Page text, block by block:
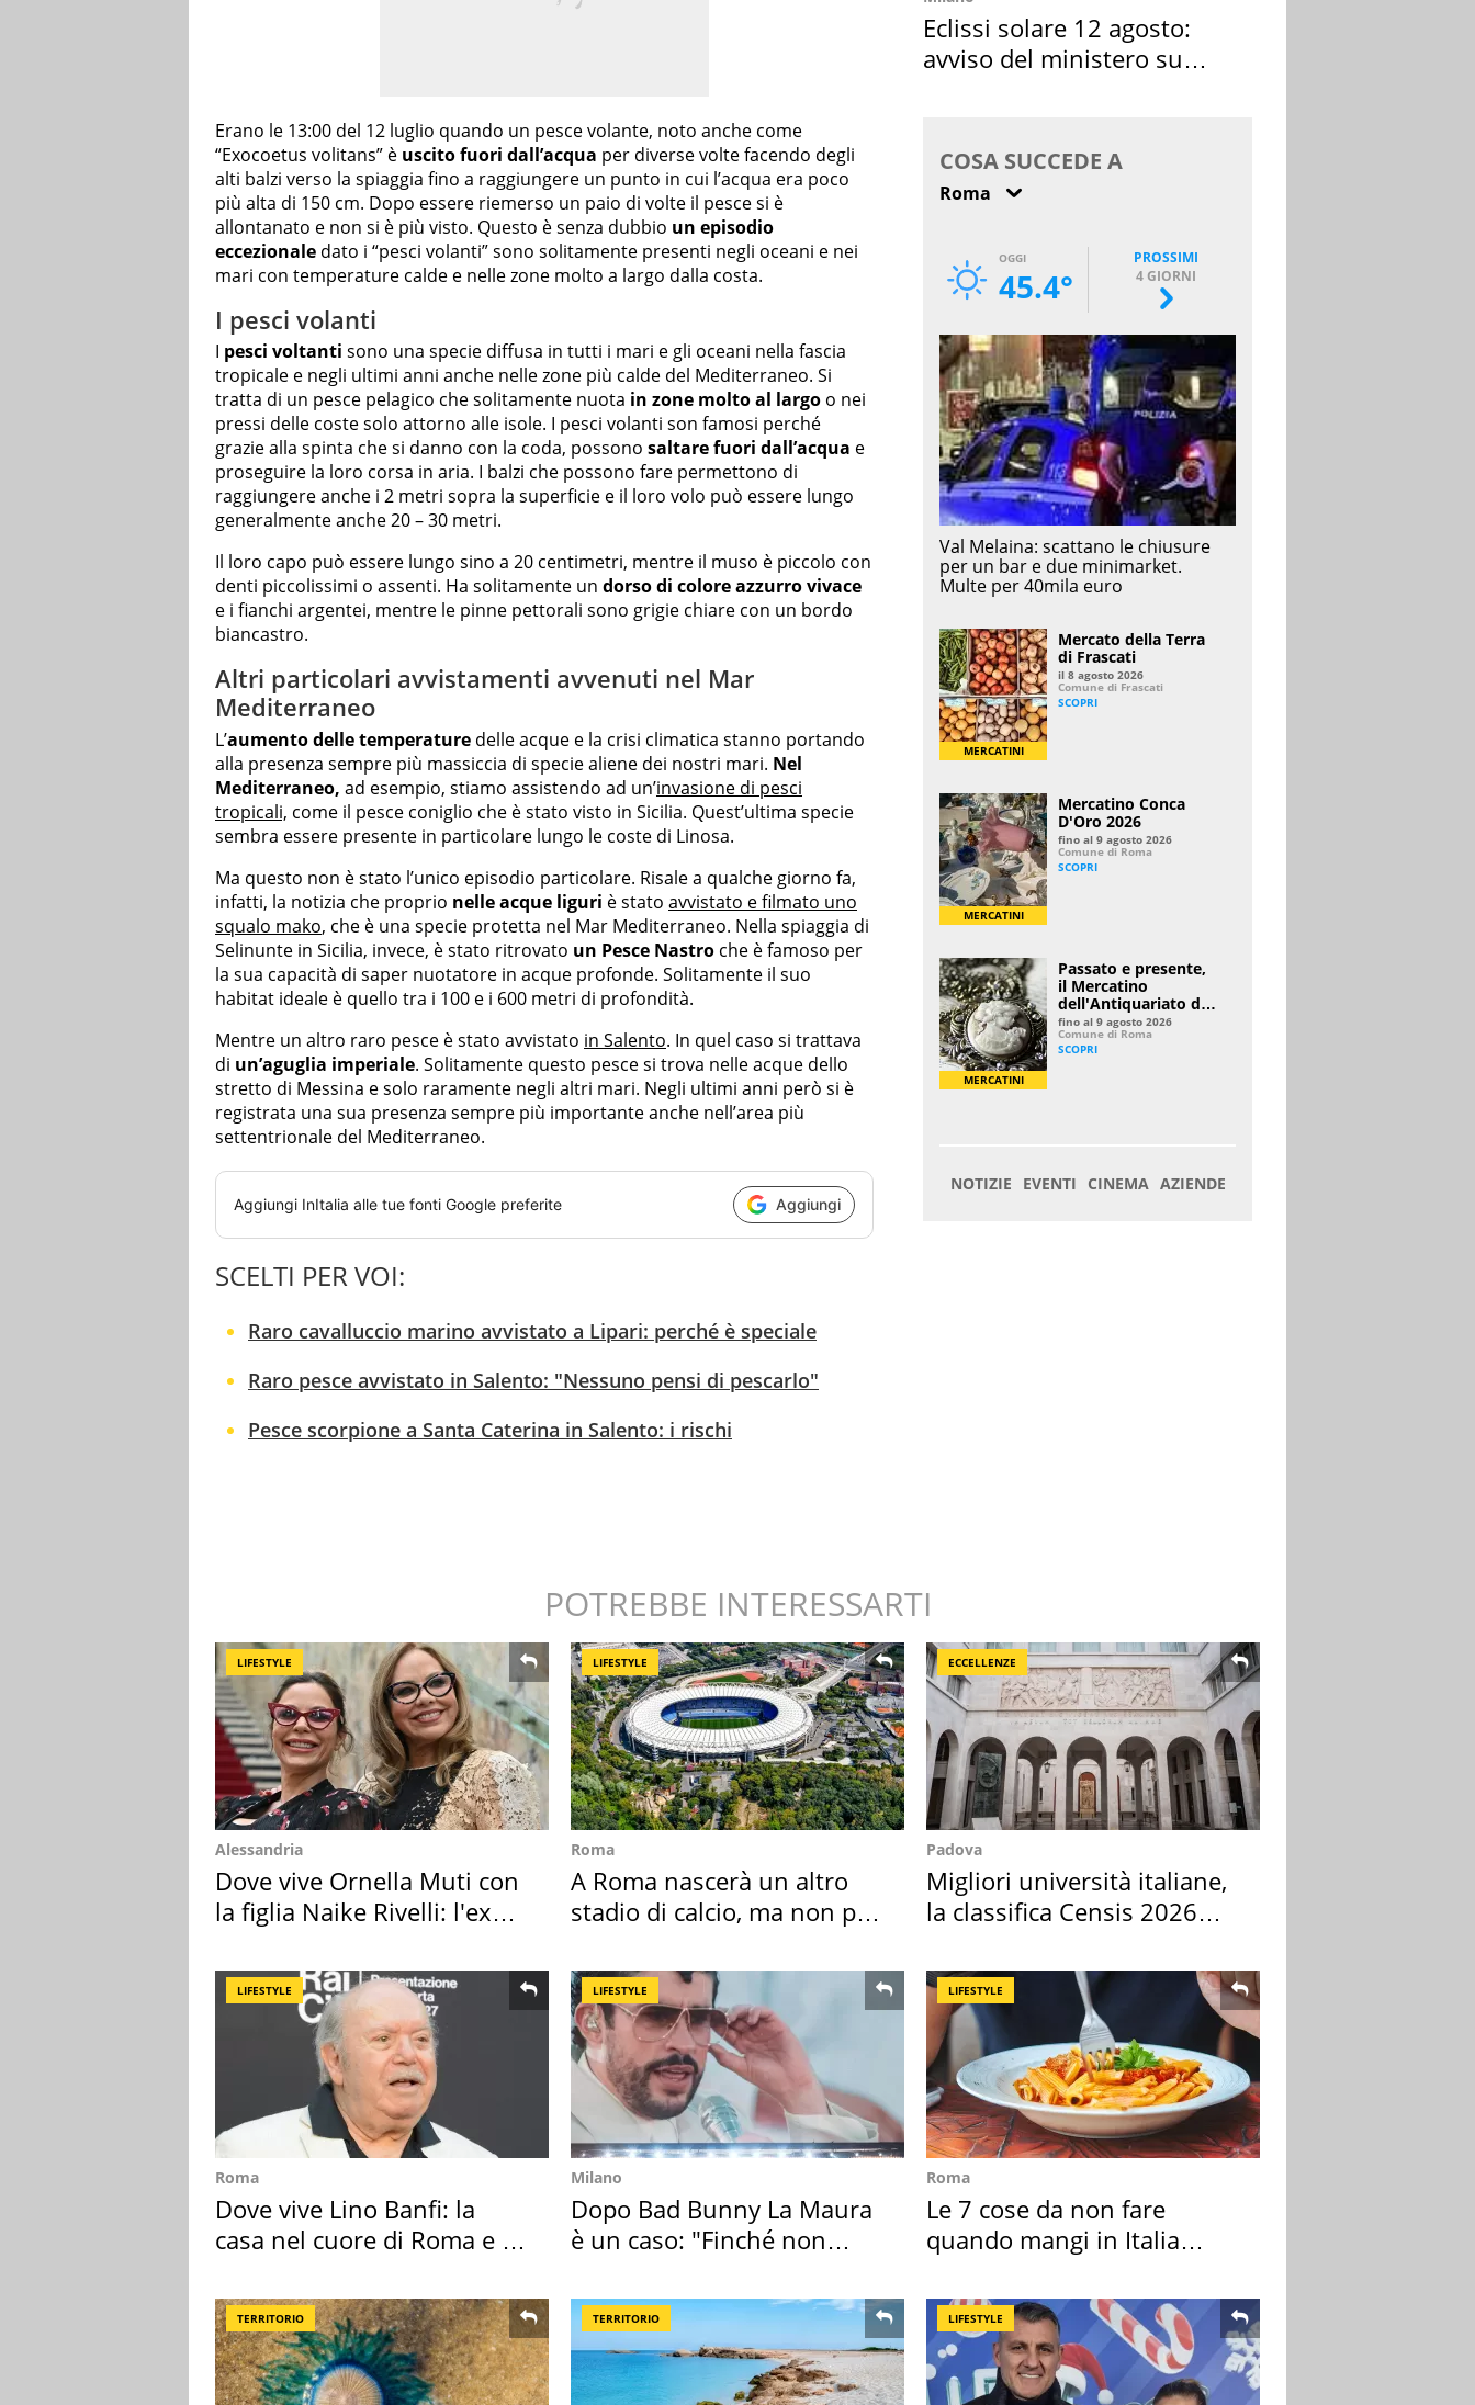
Erano le 13:00 del 12 luglio quando un pesce volante, noto anche come
“Exocoetus volitans” è uscito fuori dall’acqua per diverse volte facendo degli
alti balzi verso la spiaggia fino a raggiungere un punto in cui l’acqua era poco
più alta di 150 cm. Dopo essere riemerso un paio di volte il pesce si è
allontanato e non si è più visto. Questo è senza dubbio un episodio
eccezionale dato i “pesci volanti” sono solitamente presenti negli oceani e nei
mari con temperature calde e nelle zone molto a largo dalla costa.
I pesci volanti
I pesci voltanti sono una specie diffusa in tutti i mari e gli oceani nella fascia
tropicale e negli ultimi anni anche nelle zone più calde del Mediterraneo. Si
tratta di un pesce pelagico che solitamente nuota in zone molto al largo o nei
pressi delle coste solo attorno alle isole. I pesci volanti son famosi perché
grazie alla spinta che si danno con la coda, possono saltare fuori dall’acqua e
proseguire la loro corsa in aria. I balzi che possono fare permettono di
raggiungere anche i 2 metri sopra la superficie e il loro volo può essere lungo
generalmente anche 20 – 30 metri.
Il loro capo può essere lungo sino a 20 centimetri, mentre il muso è piccolo con
denti piccolissimi o assenti. Ha solitamente un dorso di colore azzurro vivace
e i fianchi argentei, mentre le pinne pettorali sono grigie chiare con un bordo
biancastro.
Altri particolari avvistamenti avvenuti nel Mar
Mediterraneo
L’aumento delle temperature delle acque e la crisi climatica stanno portando
alla presenza sempre più massiccia di specie aliene dei nostri mari. Nel
Mediterraneo, ad esempio, stiamo assistendo ad un’invasione di pesci
tropicali, come il pesce coniglio che è stato visto in Sicilia. Quest’ultima specie
sembra essere presente in particolare lungo le coste di Linosa.
Ma questo non è stato l’unico episodio particolare. Risale a qualche giorno fa,
infatti, la notizia che proprio nelle acque liguri è stato avvistato e filmato uno
squalo mako, che è una specie protetta nel Mar Mediterraneo. Nella spiaggia di
Selinunte in Sicilia, invece, è stato ritrovato un Pesce Nastro che è famoso per
la sua capacità di saper nuotatore in acque profonde. Solitamente il suo
habitat ideale è quello tra i 100 e i 600 metri di profondità.
Mentre un altro raro pesce è stato avvistato in Salento. In quel caso si trattava
di un’aguglia imperiale. Solitamente questo pesce si trova nelle acque dello
stretto di Messina e solo raramente negli altri mari. Negli ultimi anni però si è
registrata una sua presenza sempre più importante anche nell’area più
settentrionale del Mediterraneo.
Aggiungi InItalia alle tue fonti Google preferite Aggiungi
SCELTI PER VOI:
Raro cavalluccio marino avvistato a Lipari: perché è speciale
Raro pesce avvistato in Salento: "Nessuno pensi di pescarlo"
Pesce scorpione a Santa Caterina in Salento: i rischi
Eclissi solare 12 agosto:
avviso del ministero su
POTREBBE INTERESSARTI
LIFESTYLE
Alessandria
Dove vive Ornella Muti con
la figlia Naike Rivelli: l'ex
LIFESTYLE
Roma
A Roma nascerà un altro
stadio di calcio, ma non per
ECCELLENZE
Padova
Migliori università italiane,
la classifica Censis 2026
LIFESTYLE
Roma
Dove vive Lino Banfi: la
casa nel cuore di Roma e i
LIFESTYLE
Milano
Dopo Bad Bunny La Maura
è un caso: "Finché non
LIFESTYLE
Roma
Le 7 cose da non fare
quando mangi in Italia
TERRITORIO TERRITORIO LIFESTYLE